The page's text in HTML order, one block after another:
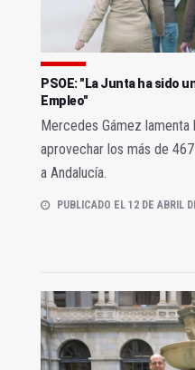
PSOE: "La Junta ha sido
Empleo"
Mercedes Gámez lamenta
aprovechar los más de
a Andalucía.
PUBLICADO EL 12 DE ABRIL